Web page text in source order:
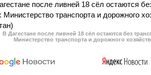
В Дагестане после ливней 18 сёл остаются без
Министерство транспорта и дорожного